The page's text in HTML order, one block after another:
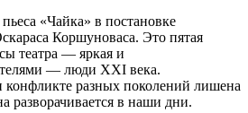
«Чайка» в постановке
Коршуноваса. Это пятая
театра — яркая и
— люди XXI века.
конфликте разных поколений лишена
разворачивается в наши дни.